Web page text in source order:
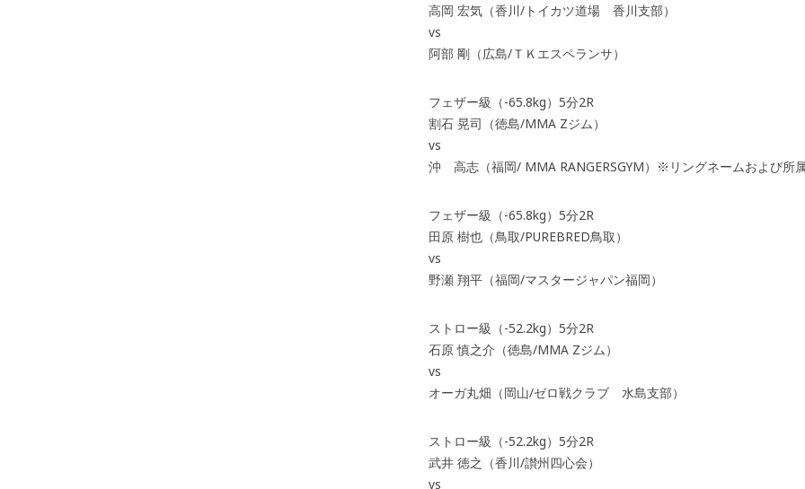
高岡 宏気（香川/トイカツ道場 香川支部）
vs
阿部 剛（広島/ＴＫエスペランサ）
フェザー級（-65.8kg）5分2R
割石 晃司（徳島/MMA Zジム）
vs
沖 高志（福岡/ MMA RANGERSGYM）※リングネームおよび所
フェザー級（-65.8kg）5分2R
田原 樹也（鳥取/PUREBRED鳥取）
vs
野瀬 翔平（福岡/マスタージャパン福岡）
ストロー級（-52.2kg）5分2R
石原 慎之介（徳島/MMA Zジム）
vs
オーガ丸畑（岡山/ゼロ戦クラブ 水島支部）
ストロー級（-52.2kg）5分2R
武井 徳之（香川/讃州四心会）
vs